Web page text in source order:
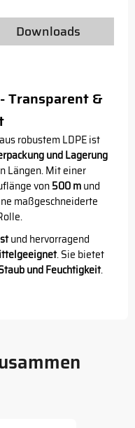
Downloads
Transparent &
aus robustem LDPE ist
und Lagerung
Längen. Mit einer
von500 mund
maßgeschneiderte
und hervorragend
. Sie bietet
und Feuchtigkeit.